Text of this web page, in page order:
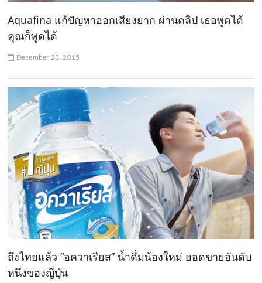
Aquafina แก้ปัญหาออกเสียงยาก ผ่านคลิป เธอพูดได้
คุณก็พูดได้
December 23, 2015
ถึงไทยแล้ว “อควาเรียส” น้ำดื่มน้องใหม่ ยอดขายอันดับ
หนึ่งของญี่ปุ่น